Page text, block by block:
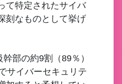
て特定されたサイバ
刻なものとして挙げ
部の約9割（89％）
サイバーセキュリテ